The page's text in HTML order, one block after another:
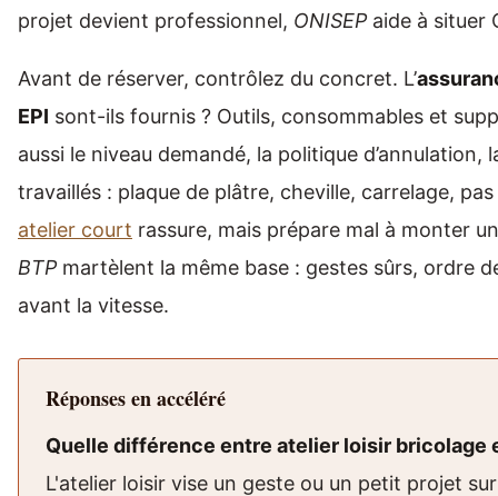
projet devient professionnel, ONISEPaide à situer
Avant de réserver, contrôlez du concret. L’
EPI sont-ils fournis ? Outils, consommables et
aussi le niveau demandé, la politique
travaillés : plaque de plâtre, cheville, carrelage,
atelier court rassure, mais prépare mal à monter
BTPmartèlent la même base : gestes sûrs, ordre
avant la vitesse.
Réponses en accéléré
Quelle différence entre atelier loisir
L'atelier loisir vise un geste ou un petit projet